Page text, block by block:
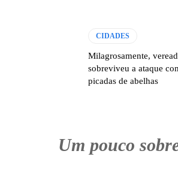
CIDADES
Milagrosamente,
sobreviveu a ataque
picadas de abelhas
Um pouco